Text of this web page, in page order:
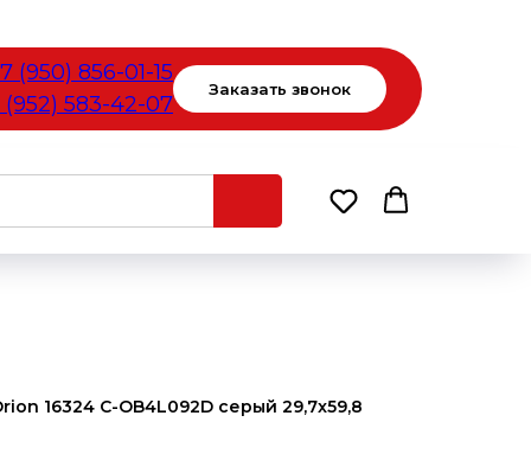
(950) 856-01-15
(952) 583-42-07
Заказать звонок
16324 C-OB4L092D серый 29,7x59,8